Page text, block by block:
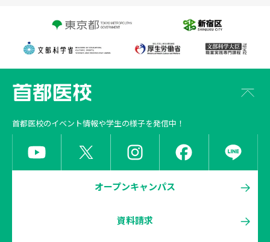
首都医校のイベント情報や学生の様子を発信中！
オープンキャンパス
資料請求